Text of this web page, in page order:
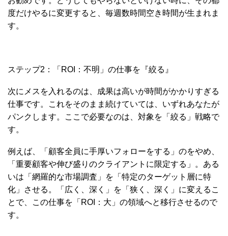
度だけやるに変更すると、毎週数時間空き時間が生まれま
す。
ステップ2：「ROI：不明」の仕事を『絞る』
次にメスを入れるのは、成果は高いが時間がかかりすぎる
仕事です。これをそのまま続けていては、いずれあなたが
パンクします。ここで必要なのは、対象を「絞る」戦略で
す。
例えば、「顧客全員に手厚いフォローをする」のをやめ、
「重要顧客や伸び盛りのクライアントに限定する」。ある
いは「網羅的な市場調査」を「特定のターゲット層に特
化」させる。「広く、深く」を「狭く、深く」に変えるこ
とで、この仕事を「ROI：大」の領域へと移行させるので
す。